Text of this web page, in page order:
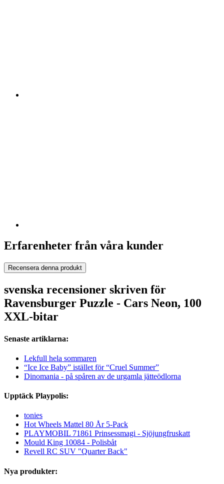
Erfarenheter från våra kunder
Recensera denna produkt
svenska recensioner skriven för
Ravensburger Puzzle - Cars Neon, 100
XXL-bitar
Senaste artiklarna:
Lekfull hela sommaren
“Ice Ice Baby” istället för “Cruel Summer”
Dinomania - på spåren av de urgamla jätteödlorna
Upptäck Playpolis:
tonies
Hot Wheels Mattel 80 År 5-Pack
PLAYMOBIL 71861 Prinsessmagi - Sjöjungfruskatt
Mould King 10084 - Polisbåt
Revell RC SUV "Quarter Back"
Nya produkter: